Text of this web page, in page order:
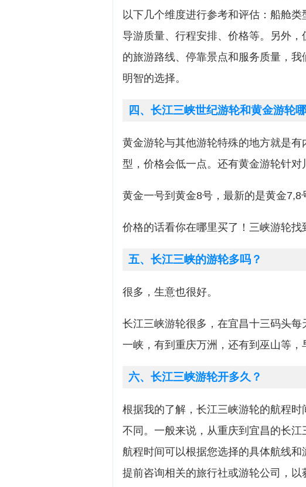
以下几个维度进行参考和评估：船舱类
导游质量、行程安排、价格等。另外
的旅游路线、停靠景点和服务质量，
明智的选择。
四、长江三峡世纪游轮和黄金游轮
黄金游轮与其他游轮特殊的地方就是
型，价格会低一点。还有黄金游轮针对
黄金一号到黄金8号，最新的是黄金7,8
价格的话看你在哪里买了！三峡游轮
五、长江三峡的游轮多吗？
很多，生意也很好。
长江三峡游轮很多，在宜昌十三码头
一峡，有到重庆万洲，还有到巫山等，
六、长江三峡游轮开多久？
根据我的了解，长江三峡游轮的航程
不同。一般来说，从重庆到宜昌的长
航程时间可以根据您选择的具体航线
提前咨询相关的旅行社或游轮公司，以